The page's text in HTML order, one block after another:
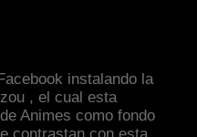
instalando la
, el cual esta
Animes como fondo